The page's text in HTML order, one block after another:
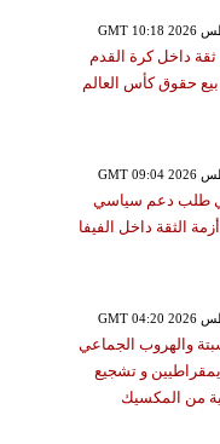
ثقة داخل كرة القدم
حقوق كأس العالم
طلب دعم سياسي
الثقة داخل الفيفا
والهروب الجماعي
و تشجيع
من المكسيك